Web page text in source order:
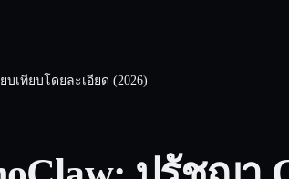
บเทียบโดยละเอียด (2026)